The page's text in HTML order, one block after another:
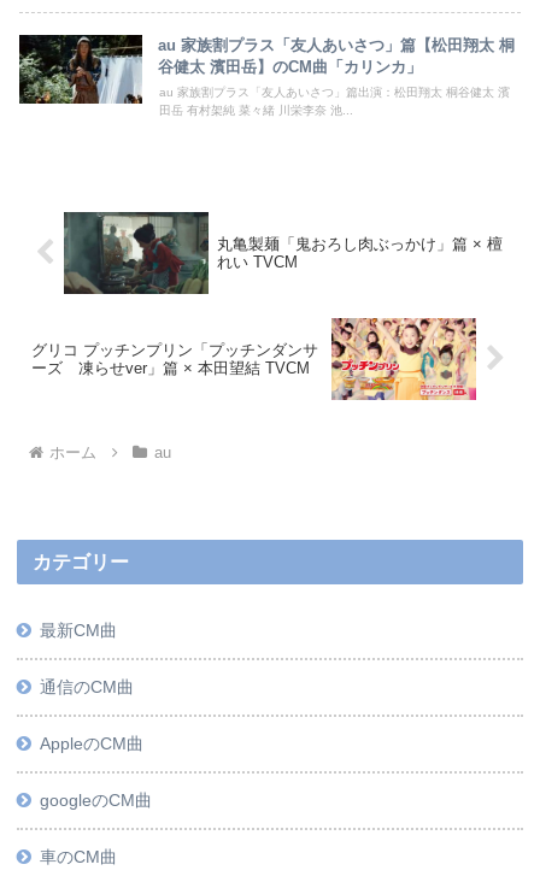
au 家族割プラス「友人あいさつ」篇【松田翔太 桐
谷健太 濱田岳】のCM曲「カリンカ」
au 家族割プラス「友人あいさつ」篇出演：松田翔太 桐谷健太 濱
田岳 有村架純 菜々緒 川栄李奈 池...
丸亀製麺「鬼おろし肉ぶっかけ」篇 × 檀
れい TVCM
グリコ プッチンプリン「プッチンダンサ
ーズ 凍らせver」篇 × 本田望結 TVCM
ホーム au
カテゴリー
最新CM曲
通信のCM曲
AppleのCM曲
googleのCM曲
車のCM曲